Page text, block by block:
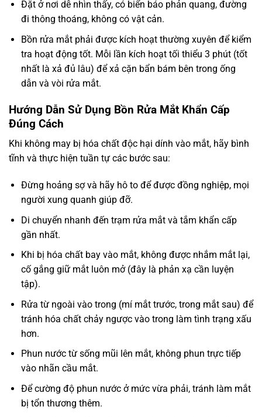
Đặt ở nơi dễ nhìn thấy, có biển báo phản quang, đường
đi thông thoáng, không có vật cản.
Bồn rửa mắt phải được kích hoạt thường xuyên để kiểm
tra hoạt động tốt. Mỗi lần kích hoạt tối thiểu 3 phút (tốt
nhất là xả đủ lâu) để xả cặn bẩn bám bên trong ống
dẫn và vòi rửa mắt.
Hướng Dẫn Sử Dụng Bồn Rửa Mắt Khẩn Cấp
Đúng Cách
Khi không may bị hóa chất độc hại dính vào mắt, hãy bình
tĩnh và thực hiện tuần tự các bước sau:
Đừng hoảng sợ và hãy hô to để được đồng nghiệp, mọi
người xung quanh giúp đỡ.
Di chuyển nhanh đến trạm rửa mắt và tắm khẩn cấp
gần nhất.
Khi bị hóa chất bay vào mắt, không được nhắm mắt lại,
cố gắng giữ mắt luôn mở (đây là phản xạ cần luyện
tập).
Rửa từ ngoài vào trong (mí mắt trước, trong mắt sau) để
tránh hóa chất chảy ngược vào trong làm tình trạng xấu
hơn.
Phun nước từ sống mũi lên mắt, không phun trực tiếp
vào nhãn cầu mắt.
Để cường độ phun nước ở mức vừa phải, tránh làm mắt
bị tổn thương thêm.